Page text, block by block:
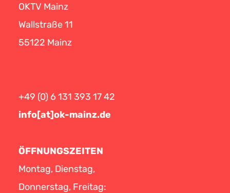
OKTV Mainz
Wallstraße 11
55122 Mainz
+49 (0) 6 131 393 17 42
info[at]ok-mainz.de
ÖFFNUNGSZEITEN
Montag, Dienstag,
Donnerstag, Freitag: